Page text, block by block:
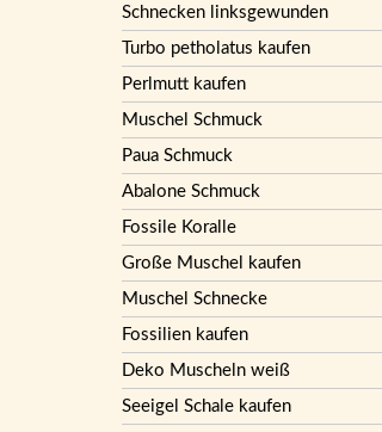
Schnecken linksgewunden
Turbo petholatus kaufen
Perlmutt kaufen
Muschel Schmuck
Paua Schmuck
Abalone Schmuck
Fossile Koralle
Große Muschel kaufen
Muschel Schnecke
Fossilien kaufen
Deko Muscheln weiß
Seeigel Schale kaufen